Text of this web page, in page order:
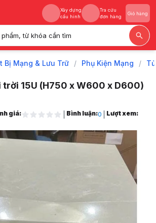
Xây dựng
cấu hình
Tra cứu
đơn hàng
Giỏ hàng
từ khóa cần tìm
Xây dựng
Tra cứu
Bị Mạng & Lưu Trữ / Phụ Kiện Mạng /
trời 15U (H750 x W600 x D600)
(H750 x W600 x D600)
phẩm
(H750 x W600 x D600)
giá: Bình luận:0
Lượt xem: